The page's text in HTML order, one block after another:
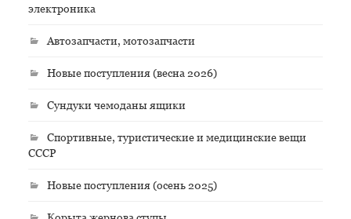
электроника
Автозапчасти, мотозапчасти
Новые поступления (весна 2026)
Сундуки чемоданы ящики
Спортивные, туристические и медицинские вещи
СССР
Новые поступления (осень 2025)